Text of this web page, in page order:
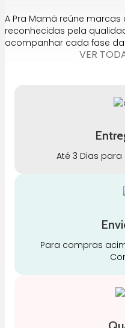
A Pra Mamã reúne
reconhecidas pela
acompanhar cada fase
VER
Até 3 Dias
Para compras